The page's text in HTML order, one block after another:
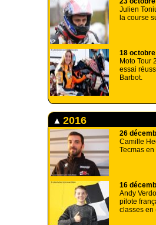
Julien
la course
18
Moto Tour
essai
Barbot.
2016
26
Camille
Tecmas
16
Andy
pilote
classes